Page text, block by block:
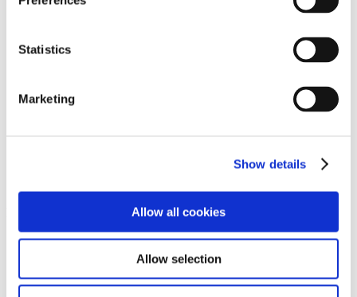
Statistics
Marketing
Show details
Allow all cookies
Allow selection
Monika Grabuschnigg
SPACED OUT – Gut Kerkow
Isabelle Graeff
Martin Groß
Kunstraum Kreuzberg/Bethanien
KVOST - Kunstverein Ost
Robert Haas Haus am Waldsee
Galerie Nordenhake
Villa Schöningen
Richard Hamilton Edition Block